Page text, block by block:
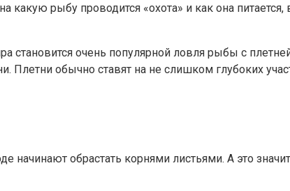
какую рыбу проводится «охота» и как она
становится очень популярной ловля рыбы с
Плетни обычно ставят на не слишком глубоких
обрастать корнями листьями. А это